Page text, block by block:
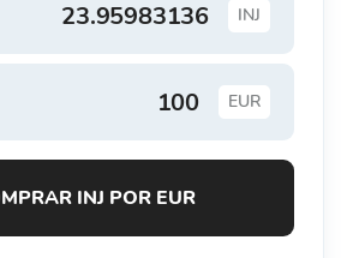
INJ
EUR
INJ POR EUR